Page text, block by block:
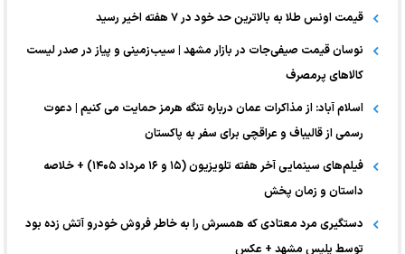
قیمت اونس طلا به بالاترین حد خود در ۷ هفته اخیر رسید
نوسان قیمت صیفی‌جات در بازار مشهد | سیب‌زمینی و پیاز در صدر لیست
کالا‌های پرمصرف
اسلام آباد: از مذاکرات عمان درباره تنگه هرمز حمایت می کنیم | دعوت
رسمی از قالیباف و عراقچی برای سفر به پاکستان
فیلم‌های سینمایی آخر هفته تلویزیون (۱۵ و ۱۶ مرداد ۱۴۰۵) + خلاصه
داستان و زمان پخش
دستگیری مرد معتادی که همسرش را به خاطر فروش خودرو آتش زده بود
توسط پلیس مشهد + عکس